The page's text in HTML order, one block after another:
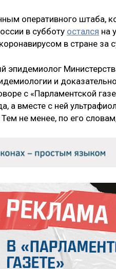
оперативного штаба,
в субботу остался на
в стране за
эпидемиолог
и
с «Парламентской
а вместе с ней
не менее, по его